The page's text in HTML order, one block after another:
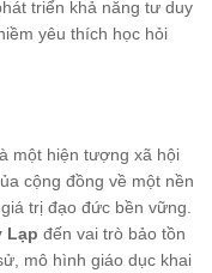
triển khả năng tư duy
yêu thích học hỏi
một hiện tượng xã hội
cộng đồng về một nền
trị đạo đức bền vững.
Lạp đến vai trò bảo tồn
mô hình giáo dục khai